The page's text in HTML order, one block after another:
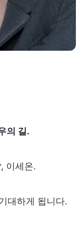
의 길.
, 이세온.
대하게 됩니다.